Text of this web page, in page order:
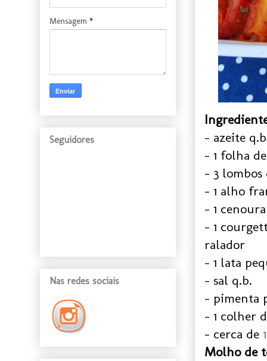
- azeite
- 1 folha
- 3 lombos
- 1 alho
- 1
- 1
ralador
- 1 lata
- sal q.b.
- pimenta
- 1 colher
- cerca de
Molho de
Mensagem *
Seguidores
Nas redes sociais